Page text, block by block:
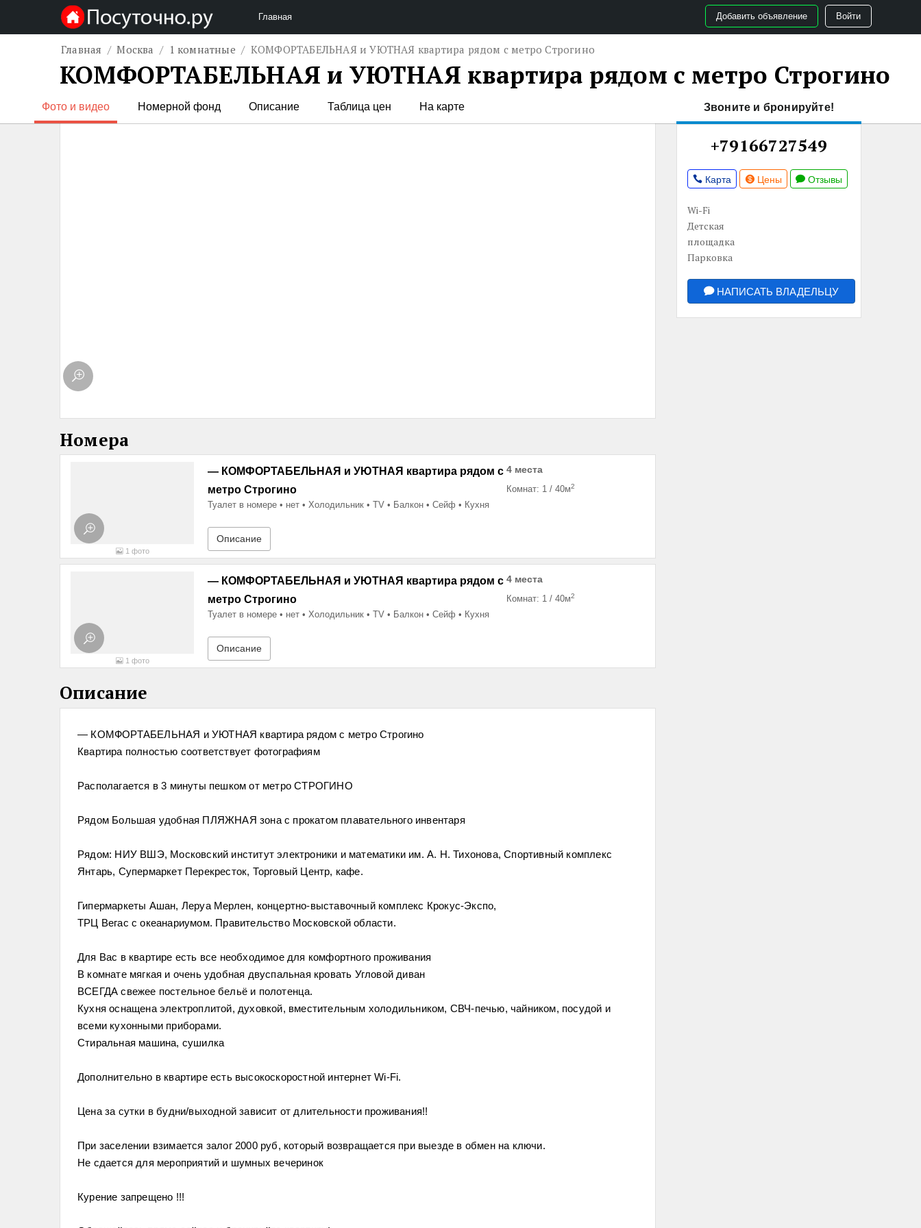
Главная Добавить объявление Войти
Главная /Москва / 1 комнатные / КОМФОРТАБЕЛЬНАЯ и УЮТНАЯ квартира рядом с метро Строгино
КОМФОРТАБЕЛЬНАЯ и УЮТНАЯ квартира рядом с метро Строгино
Фото и видео Номерной фонд Описание Таблица цен На карте Звоните и бронируйте!
+79166727549
Карта Цены Отзывы
Wi-Fi
Детская
площадка
Парковка
НАПИСАТЬ ВЛАДЕЛЬЦУ
Номера
1 фото
— КОМФОРТАБЕЛЬНАЯ и УЮТНАЯ квартира рядом с
метро Строгино
Туалет в номере нет Холодильник TV Балкон Сейф Кухня
4 места
Комнат: 1 / 40м2
Описание
1 фото
— КОМФОРТАБЕЛЬНАЯ и УЮТНАЯ квартира рядом с
метро Строгино
Туалет в номере нет Холодильник TV Балкон Сейф Кухня
4 места
Комнат: 1 / 40м2
Описание
Описание
— КОМФОРТАБЕЛЬНАЯ и УЮТНАЯ квартира рядом с метро Строгино
Квартира полностью соответствует фотографиям
Располагается в 3 минуты пешком от метро СТРОГИНО
Рядом Большая удобная ПЛЯЖНАЯ зона с прокатом плавательного инвентаря
Рядом: НИУ ВШЭ, Московский институт электроники и математики им. А. Н. Тихонова, Спортивный комплекс
Янтарь, Супермаркет Перекресток, Торговый Центр, кафе.
Гипермаркеты Ашан, Леруа Мерлен, концертно-выставочный комплекс Крокус-Экспо,
ТРЦ Вегас с океанариумом. Правительство Московской области.
Для Вас в квартире есть все необходимое для комфортного проживания
В комнате мягкая и очень удобная двуспальная кровать Угловой диван
ВСЕГДА свежее постельное бельё и полотенца.
Кухня оснащена электроплитой, духовкой, вместительным холодильником, СВЧ-печью, чайником, посудой и
всеми кухонными приборами.
Стиральная машина, сушилка
Дополнительно в квартире есть высокоскоростной интернет Wi-Fi.
Цена за сутки в будни/выходной зависит от длительности проживания!!
При заселении взимается залог 2000 руб, который возвращается при выезде в обмен на ключи.
Не сдается для мероприятий и шумных вечеринок
Курение запрещено !!!